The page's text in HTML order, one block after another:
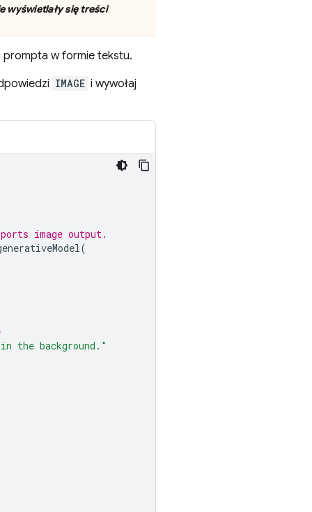
wyświetlały się treści
w formie tekstu.
IMAGE i wywołaj
image output.
(
the background."